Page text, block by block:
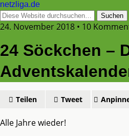
netzliga.de
24. November 2018 • 10
24 Söckchen –
Teilen Tweet
Alle Jahre wieder!